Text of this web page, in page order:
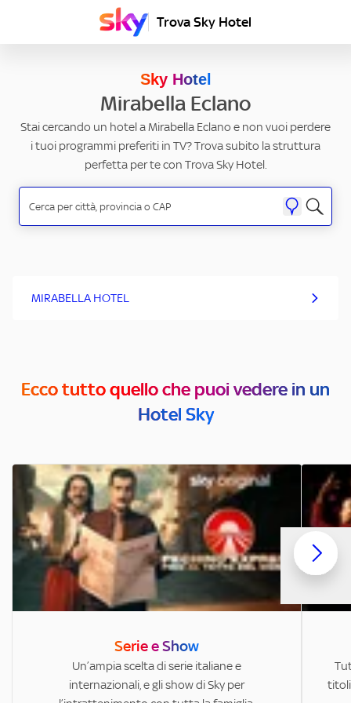
Trova Sky Hotel
Sky Hotel
Mirabella Eclano
Stai cercando un hotel a Mirabella Eclano e non vuoi perdere
i tuoi programmi preferiti in TV? Trova subito la struttura
perfetta per te con Trova Sky Hotel.
MIRABELLA HOTEL
Ecco tutto quello che puoi vedere in un
Hotel Sky
Serie e Show
Un’ampia scelta di serie italiane e
internazionali, e gli show di Sky per
titoli